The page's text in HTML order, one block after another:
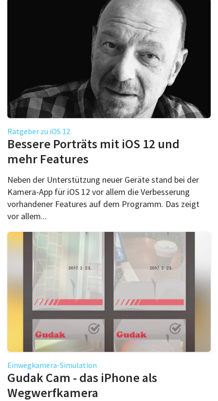
Ratgeber zu iOS 12
Bessere Porträts mit iOS 12 und
mehr Features
Neben der Unterstützung neuer Geräte stand bei der
Kamera-App für iOS 12 vor allem die Verbesserung
vorhandener Features auf dem Programm. Das zeigt
vor allem...
Einwegkamera-Simulation
Gudak Cam - das iPhone als
Wegwerfkamera